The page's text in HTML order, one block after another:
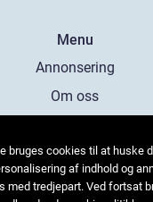
Menu
Annonsering
Om oss
Kontakta oss
Sitemap
bruges cookies til at huske
af indhold og
med tredjepart. Ved fortsat